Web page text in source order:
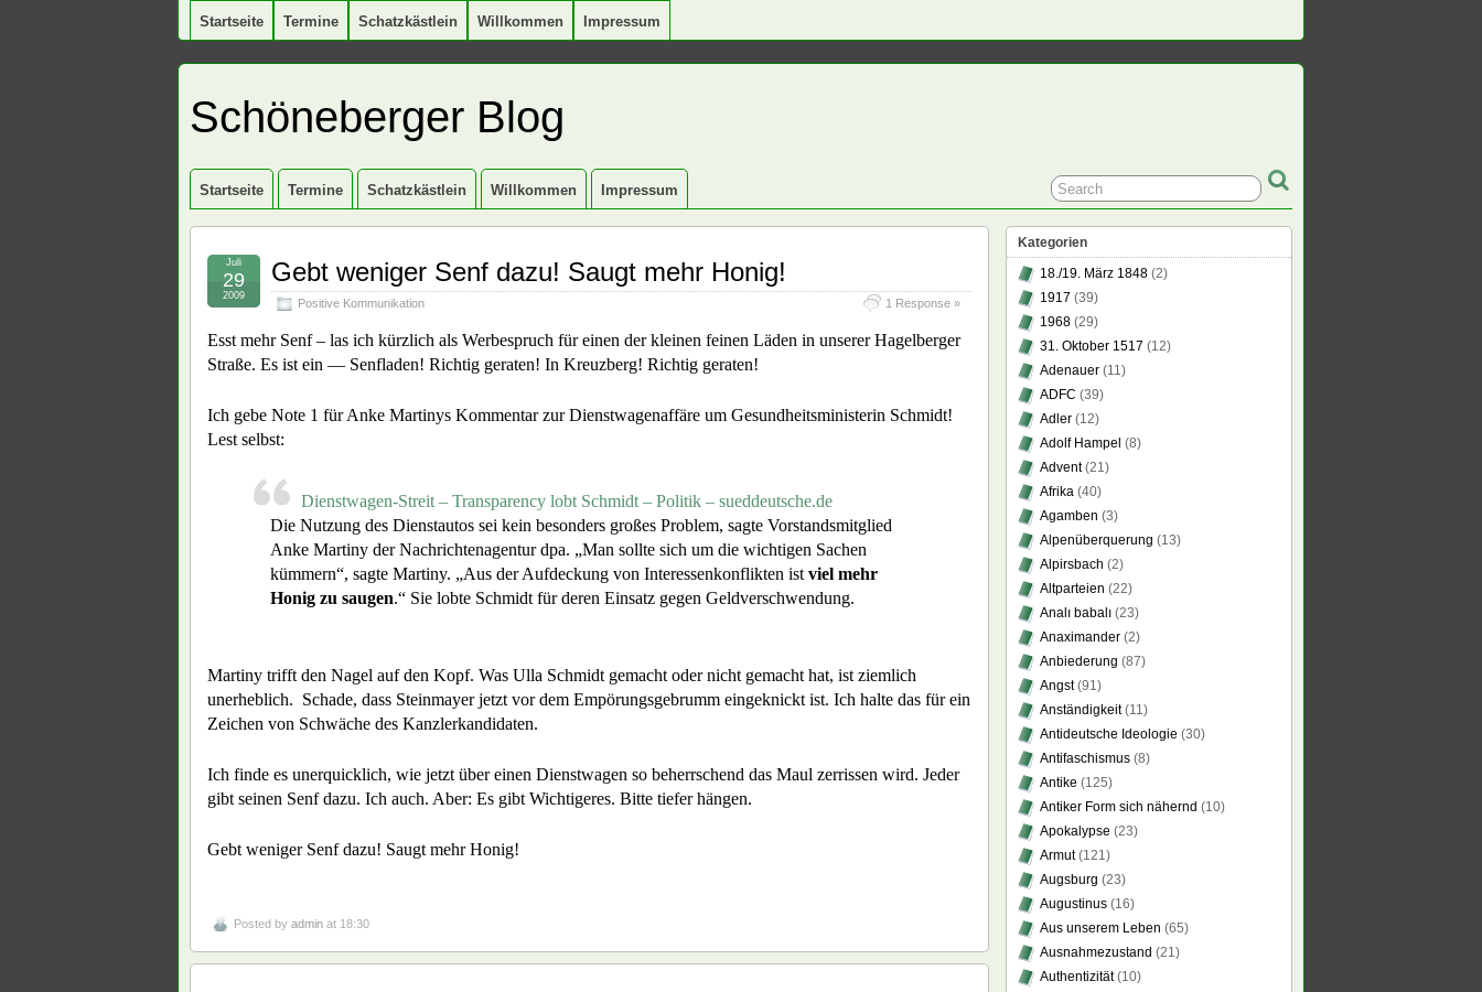
Startseite Termine Schatzkästlein Willkommen Impressum
Schöneberger Blog
Startseite Termine Schatzkästlein Willkommen Impressum
Gebt weniger Senf dazu! Saugt mehr Honig!
Positive Kommunikation 1 Response »
Juli
29
2009
Esst mehr Senf – las ich kürzlich als Werbespruch für einen der kleinen feinen Läden in unserer Hagelberger
Straße. Es ist ein — Senfladen! Richtig geraten! In Kreuzberg! Richtig geraten!
Ich gebe Note 1 für Anke Martinys Kommentar zur Dienstwagenaffäre um Gesundheitsministerin Schmidt!
Lest selbst:
Dienstwagen-Streit – Transparency lobt Schmidt – Politik – sueddeutsche.de
Die Nutzung des Dienstautos sei kein besonders großes Problem, sagte Vorstandsmitglied
Anke Martiny der Nachrichtenagentur dpa. „Man sollte sich um die wichtigen Sachen
kümmern“, sagte Martiny. „Aus der Aufdeckung von Interessenkonflikten istviel mehr
Honig zu saugen.“ Sie lobte Schmidt für deren Einsatz gegen Geldverschwendung.
Martiny trifft den Nagel auf den Kopf. Was Ulla Schmidt gemacht oder nicht gemacht hat, ist ziemlich
unerheblich. Schade, dass Steinmayer jetzt vor dem Empörungsgebrumm eingeknickt ist. Ich halte das für ein
Zeichen von Schwäche des Kanzlerkandidaten.
Ich finde es unerquicklich, wie jetzt über einen Dienstwagen so beherrschend das Maul zerrissen wird. Jeder
gibt seinen Senf dazu. Ich auch. Aber: Es gibt Wichtigeres. Bitte tiefer hängen.
Gebt weniger Senf dazu! Saugt mehr Honig!
Posted by admin at 18:30
Kategorien
18./19. März 1848 (2)
1917 (39)
1968 (29)
31. Oktober 1517 (12)
Adenauer (11)
ADFC (39)
Adler (12)
Adolf Hampel (8)
Advent(21)
Afrika (40)
Agamben (3)
Alpenüberquerung (13)
Alpirsbach (2)
Altparteien (22)
Analı babalı (23)
Anaximander (2)
Anbiederung (87)
Angst(91)
Anständigkeit(11)
Antideutsche Ideologie (30)
Antifaschismus (8)
Antike (125)
Antiker Form sich nähernd (10)
Apokalypse (23)
Armut(121)
Augsburg (23)
Augustinus (16)
Aus unserem Leben (65)
Ausnahmezustand (21)
Authentizität(10)